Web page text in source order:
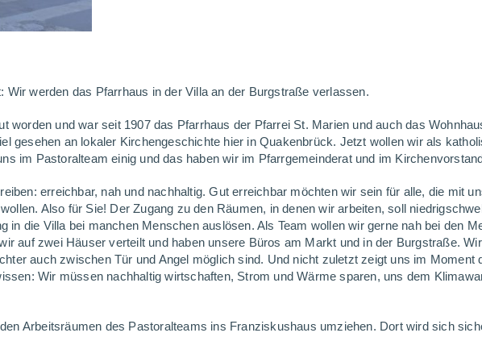
werden das Pfarrhaus in der Villa an der Burgstraße verlassen.
worden und war seit 1907 das Pfarrhaus der Pfarrei St. Marien und auch das
gesehen an lokaler Kirchengeschichte hier in Quakenbrück. Jetzt wollen wir als
im Pastoralteam einig und das haben wir im Pfarrgemeinderat und im
erreichbar, nah und nachhaltig. Gut erreichbar möchten wir sein für alle, die mit
Also für Sie! Der Zugang zu den Räumen, in denen wir arbeiten, soll
in die Villa bei manchen Menschen auslösen. Als Team wollen wir gerne nah bei den
auf zwei Häuser verteilt und haben unsere Büros am Markt und in der Burgstraße.
auch zwischen Tür und Angel möglich sind. Und nicht zuletzt zeigt uns im Moment
Wir müssen nachhaltig wirtschaften, Strom und Wärme sparen, uns dem
Arbeitsräumen des Pastoralteams ins Franziskushaus umziehen. Dort wird sich